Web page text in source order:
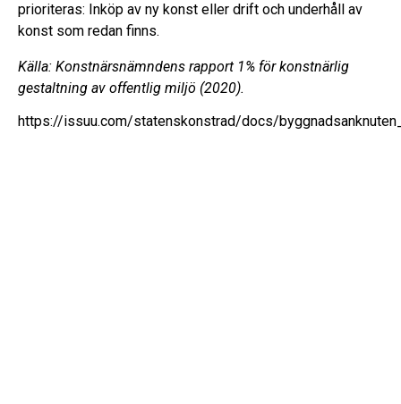
prioriteras: Inköp av ny konst eller drift och underhåll av
konst som redan finns.
Källa: Konstnärsnämndens rapport 1% för konstnärlig
gestaltning av offentlig miljö (2020).
https://issuu.com/statenskonstrad/docs/